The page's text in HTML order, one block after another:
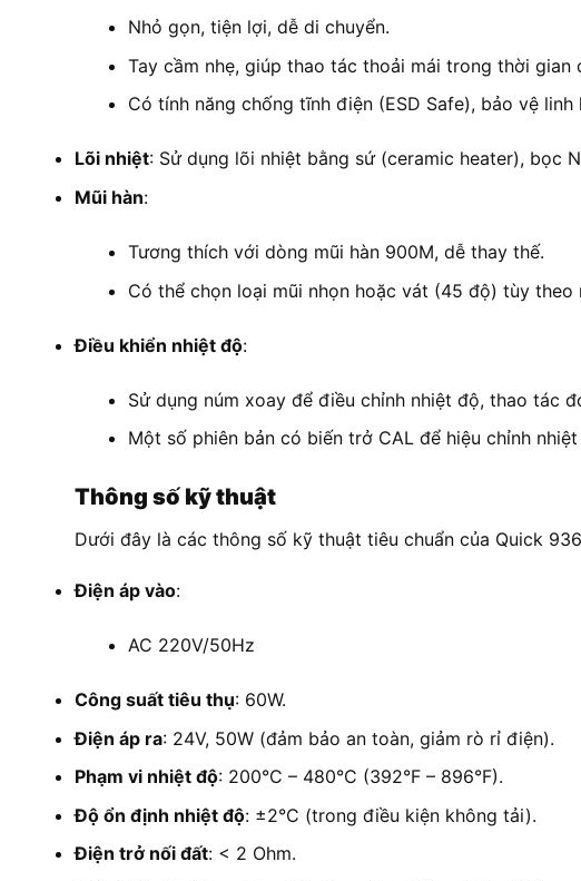
Nhỏ gọn, tiện lợi, dễ di chuyển.
Tay cầm nhẹ, giúp thao tác thoải mái trong thời gian
Có tính năng chống tĩnh điện (ESD Safe), bảo vệ linh
Lõi nhiệt: Sử dụng lõi nhiệt bằng sứ (ceramic heater), bọc
Mũi hàn:
Tương thích với dòng mũi hàn 900M, dễ thay thế.
Có thể chọn loại mũi nhọn hoặc vát (45 độ) tùy theo
Điều khiển nhiệt độ:
Sử dụng núm xoay để điều chỉnh nhiệt độ, thao tác
Một số phiên bản có biến trở CAL để hiệu chỉnh
Thông số kỹ thuật
Dưới đây là các thông số kỹ thuật tiêu chuẩn của Quick 936
Điện áp vào:
AC 220V/50Hz
Công suất tiêu thụ: 60W.
Điện áp ra: 24V, 50W (đảm bảo an toàn, giảm rò rỉ điện).
Phạm vi nhiệt độ: 200°C – 480°C (392°F – 896°F).
Độ ổn định nhiệt độ: ±2°C (trong điều kiện không tải).
Điện trở nối đất: < 2 Ohm.